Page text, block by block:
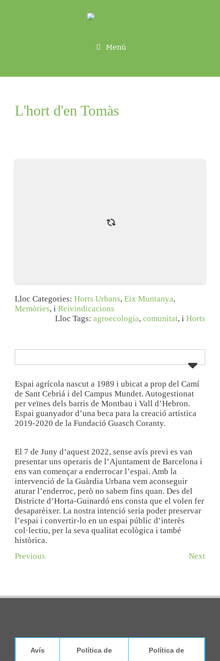
Menú
L'hort d'en Tomàs
Lloc Categories: Horts Urbans, Eix Muntanya,
Memòries, i Reivindicacions
Lloc Tags: agroecologia, comunitat, i Horts
Espai agrícola nascut a 1989 i ubicat a prop del Camí
de Sant Cebriá i del Campus Mundet. Autogestionat
per veïnes dels barris de Montbau i Vall d’Hebron.
Espai guanyador d’una beca para la creació artística
2019-2020 de la Fundació Guasch Coranty.
El 7 de Juny d’aquest 2022, sense avís previ es van
presentar uns operaris de l’Ajuntament de Barcelona i
ens van començar a enderrocar l’espai. Amb la
intervenció de la Guàrdia Urbana vem aconseguir
aturar l’enderroc, però no sabem fins quan. Des del
Districte d’Horta-Guinardó ens consta que el volen fer
desaparèixer. La nostra intenció seria poder preservar
l’espai i convertir-lo en un espai públic d’interès
col·lectiu, per la seva qualitat ecològica i també
històrica.
Previous
Next
Avís Política de Política de